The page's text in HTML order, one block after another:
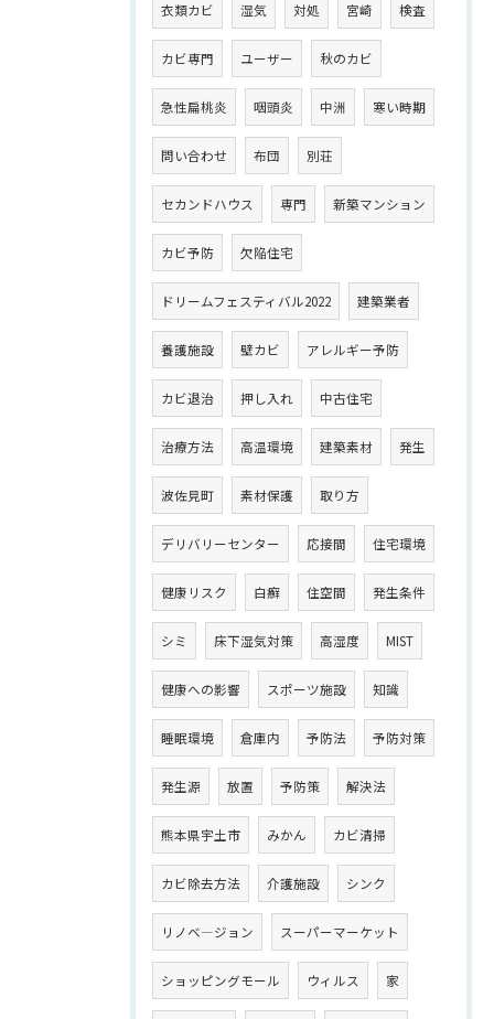
衣類カビ 湿気 対処 宮崎 検査
カビ専門 ユーザー 秋のカビ
急性扁桃炎 咽頭炎 中洲 寒い時期
問い合わせ 布団 別荘
セカンドハウス 専門 新築マンション
カビ予防 欠陥住宅
ドリームフェスティバル2022 建築業者
養護施設 壁カビ アレルギー予防
カビ退治 押し入れ 中古住宅
治療方法 高温環境 建築素材 発生
波佐見町 素材保護 取り方
デリバリーセンター 応接間 住宅環境
健康リスク 白癬 住空間 発生条件
シミ 床下湿気対策 高湿度 MIST
健康への影響 スポーツ施設 知識
睡眠環境 倉庫内 予防法 予防対策
発生源 放置 予防策 解決法
熊本県宇土市 みかん カビ清掃
カビ除去方法 介護施設 シンク
リノベ―ジョン スーパーマーケット
ショッピングモール ウィルス 家